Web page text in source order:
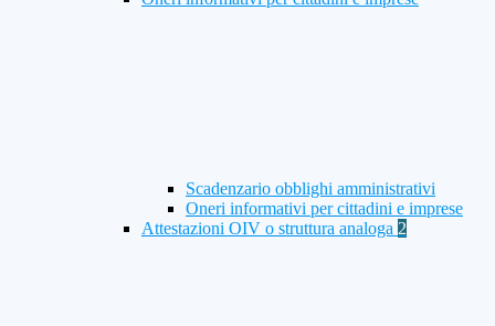
Scadenzario obblighi amministrativi
Oneri informativi per cittadini e imprese
Attestazioni OIV o struttura analoga 2